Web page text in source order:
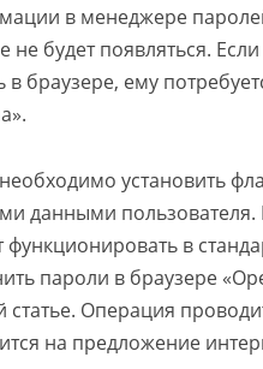
в менеджере
не будет появляться.
в браузере, ему
установить
данными пользователя.
функционировать в
пароли в браузере
статье. Операция
на предложение